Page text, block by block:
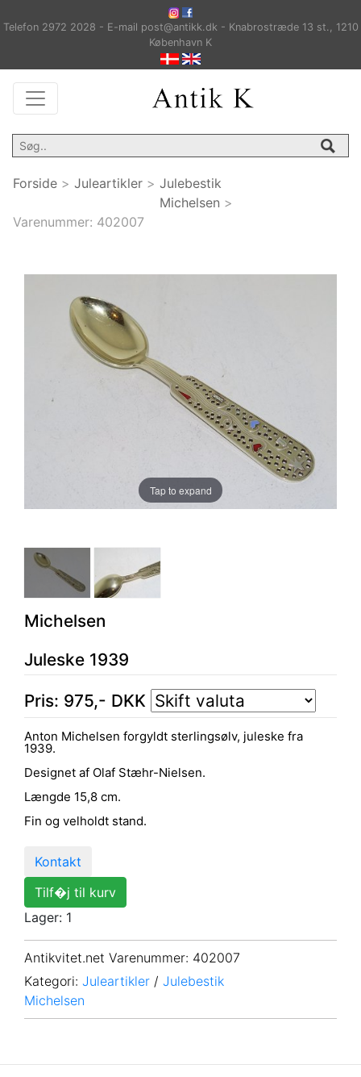
Telefon 2972 2028 - E-mail post@antikk.dk - Knabrostræde 13 st., 1210
København K
Forside > Juleartikler > Julebestik
Michelsen >
Varenummer: 402007
Tap to expand
Michelsen
Juleske 1939
Pris: 975,- DKK
Anton Michelsen forgyldt sterlingsølv, juleske fra
1939.
Designet af Olaf Stæhr-Nielsen.
Længde 15,8 cm.
Fin og velholdt stand.
Kontakt
Tilf�j til kurv
Lager: 1
Antikvitet.net Varenummer: 402007
Kategori: Juleartikler / Julebestik
Michelsen